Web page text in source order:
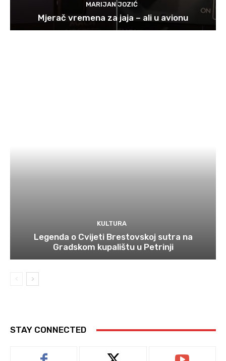
MARIJAN JOZIĆ
Mjerač vremena za jaja – ali u avionu
KULTURA
Legenda o Cvijeti Brestovskoj sutra na
Gradskom kupalištu u Petrinji
STAY CONNECTED